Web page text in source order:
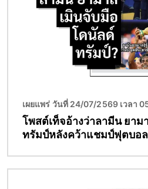
เผยแพร่ วันที่ 24/07/2569 เวลา
โพสต์เท็จอ้างว่าลามีน ยา
ทรัมป์หลังคว้าแชมป์ฟุตบอ